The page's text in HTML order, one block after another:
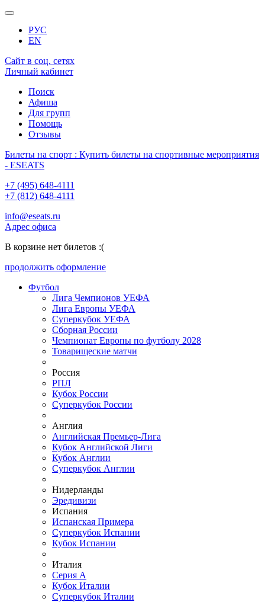
РУС
EN
Сайт в соц. сетях
Личный кабинет
Поиск
Афиша
Для групп
Помощь
Отзывы
Билеты на спорт : Купить билеты на спортивные мероприятия
- ESEATS
+7 (495) 648-4111
+7 (812) 648-4111
info@eseats.ru
Адрес офиса
В корзине нет билетов :(
продолжить оформление
Футбол
Лига Чемпионов УЕФА
Лига Европы УЕФА
Суперкубок УЕФА
Сборная России
Чемпионат Европы по футболу 2028
Товарищеские матчи
Россия
РПЛ
Кубок России
Суперкубок России
Англия
Английская Премьер-Лига
Кубок Английской Лиги
Кубок Англии
Суперкубок Англии
Нидерланды
Эредивизи
Испания
Испанская Примера
Суперкубок Испании
Кубок Испании
Италия
Серия А
Кубок Италии
Суперкубок Италии